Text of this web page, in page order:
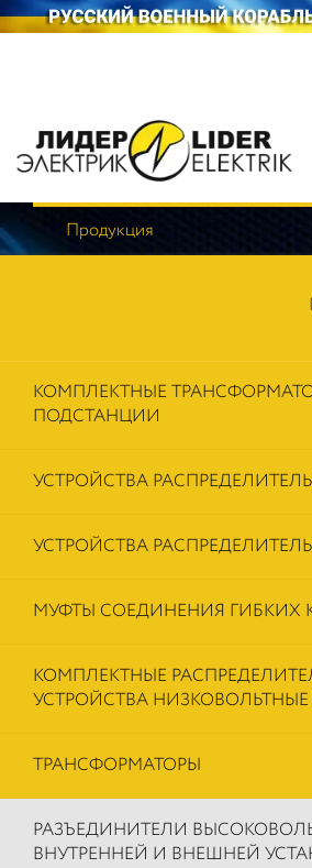
Продукция
КОМПЛЕКТНЫЕ
ПОДСТАНЦИИ
УСТРОЙСТВА
УСТРОЙСТВА
МУФТЫ СОЕДИНЕНИЯ ГИБКИХ
КОМПЛЕКТНЫЕ
УСТРОЙСТВА НИЗКОВОЛЬТНЫЕ
ТРАНСФОРМАТОРЫ
РАЗЪЕДИНИТЕЛИ
ВНУТРЕННЕЙ И ВНЕШНЕЙ